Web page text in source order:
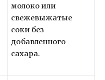
молоко или
свежевыжатые
соки без
добавленного
сахара.